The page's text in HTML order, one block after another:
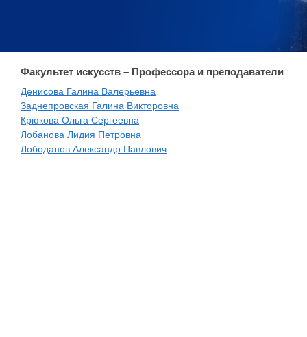
Факультет искусств – Профессора и преподаватели
Денисова Галина Валерьевна
Заднепровская Галина Викторовна
Крюкова Ольга Сергеевна
Лобанова Лидия Петровна
Лободанов Александр Павлович